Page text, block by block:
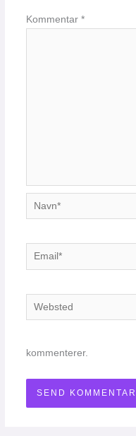
Kommentar *
Navn*
Email*
Websted
kommenterer.